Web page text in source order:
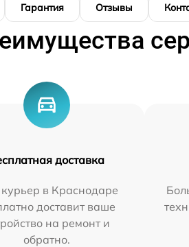
Гарантия Отзывы
доставка
в Краснодаре
доставит ваше
на ремонт и
обратно.